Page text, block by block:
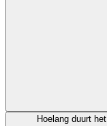
Hoelang duurt